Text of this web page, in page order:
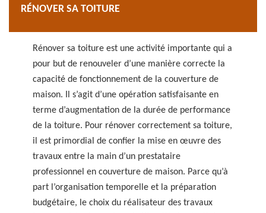
RÉNOVER SA TOITURE
Rénover sa toiture est une activité importante qui a
pour but de renouveler d’une manière correcte la
capacité de fonctionnement de la couverture de
maison. Il s’agit d’une opération satisfaisante en
terme d’augmentation de la durée de performance
de la toiture. Pour rénover correctement sa toiture,
il est primordial de confier la mise en œuvre des
travaux entre la main d’un prestataire
professionnel en couverture de maison. Parce qu’à
part l’organisation temporelle et la préparation
budgétaire, le choix du réalisateur des travaux